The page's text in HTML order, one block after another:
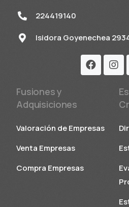
224419140
Isidora Goyenechea
Fusiones y
Adquisiciones
Valoración de Empresas
Venta Empresas
Compra Empresas